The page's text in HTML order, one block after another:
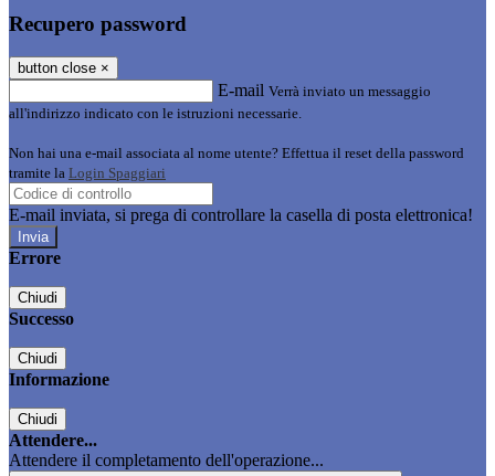
Recupero password
button close ×
E-mail Verrà inviato un messaggio
all'indirizzo indicato con le istruzioni necessarie.
Non hai una e-mail associata al nome utente? Effettua il reset della password
tramite la Login Spaggiari
E-mail inviata, si prega di controllare la casella di posta elettronica!
Errore
Chiudi
Successo
Chiudi
Informazione
Chiudi
Attendere...
Attendere il completamento dell'operazione...